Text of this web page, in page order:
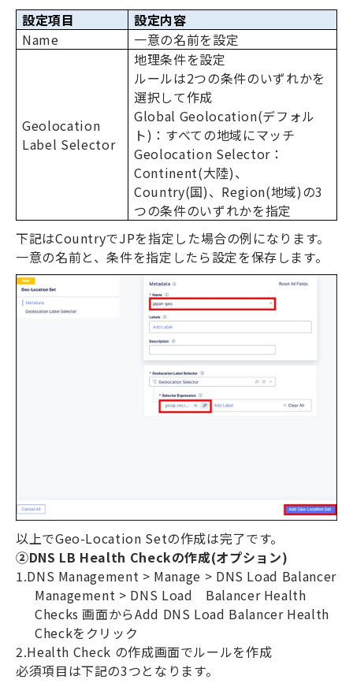
設定項目
設定内容
Name
一意の名前を設定
Geolocation
Label Selector
地理条件を設定
ルールは2つの条件のいずれかを
選択して作成
Global Geolocation(デフォル
ト) ：すべての地域にマッチ
Geolocation Selector ：
Continent(大陸)、
Country(国)、 Region(地域)の3
つの条件のいずれかを指定
下記はCountryでJPを指定した場合の例になります。
一意の名前と、条件を指定したら設定を保存します。
以上でGeo-Location Setの作成は完了です。
②DNS LB Health Checkの作成(オプション)
1.DNS Management > Manage > DNS Load Balancer
Management > DNS Load Balancer Health
Checks画面からAdd DNS Load Balancer Health
Checkをクリック
2.Health Check の作成画面でルールを作成
必須項目は下記の3つとなります。